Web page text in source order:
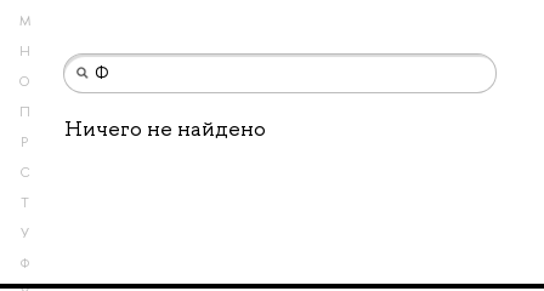
М
Н
О
П
Р
С
Т
У
Ф
Ничего не найдено